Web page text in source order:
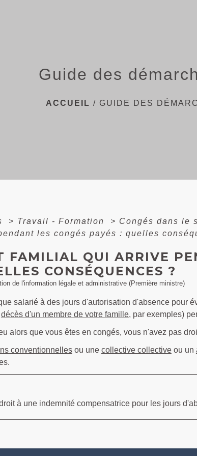
Guide des
ACCUEIL / GUIDE DES
> Travail - Formation > Congés dans le
les congés payés : quelles
FAMILIAL QUI ARRIVE
CONSÉQUENCES ?
de l'information légale et administrative (Première ministre)
salarié à des jours d'autorisation d'absence pour
décès d'un membre de votre famille, par exemples)
alors que vous êtes en congés, vous n'avez pas
conventionnellesou une collective collectiveou un
à une indemnité compensatrice pour les jours